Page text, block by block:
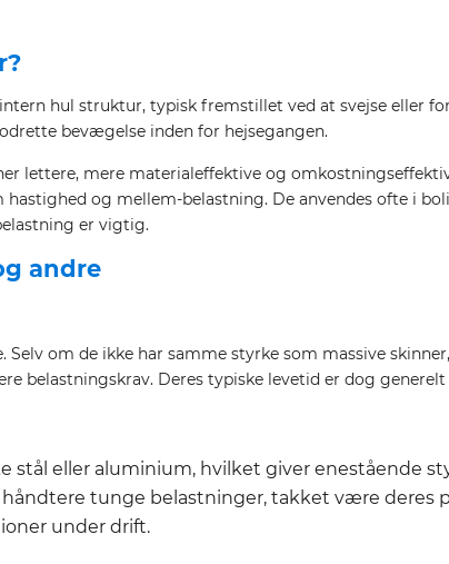
hul struktur, typisk fremstillet ved at svejse eller
bevægelse inden for hejsegangen.
lettere, mere materialeffektive og
og mellem-belastning. De anvendes ofte i
er vigtig.
andre
om de ikke har samme styrke som massive
belastningskrav. Deres typiske levetid er dog
stål eller aluminium, hvilket giver enestående
tunge belastninger, takket være
under drift.